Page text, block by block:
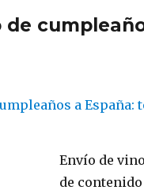
de
Envío de
de